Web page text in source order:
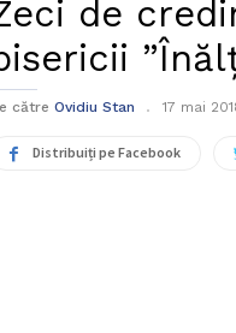
de
către Ovidiu Stan 17 mai
Distribuiți pe Facebook